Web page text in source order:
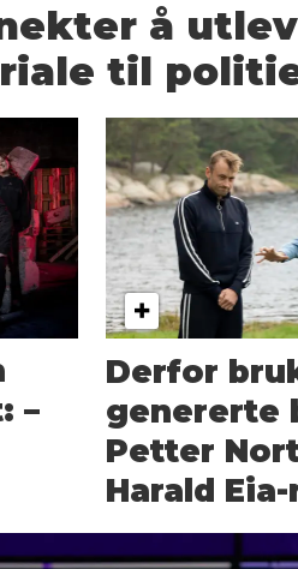
å
til
–
Derfor
genererte
Petter
Harald